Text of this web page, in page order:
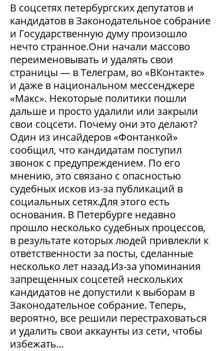
В соцсетях петербургских депутатов и
кандидатов в Законодательное собрание
и Государственную думу произошло
нечто странное.Они начали массово
переименовывать и удалять свои
страницы — в Телеграм, во «ВКонтакте»
и даже в национальном мессенджере
«Макс». Некоторые политики пошли
дальше и просто удалили или закрыли
свои соцсети. Почему они это делают?
Один из инсайдеров «Фонтанкой»
сообщил, что кандидатам поступил
звонок с предупреждением. По его
мнению, это связано с опасностью
судебных исков из-за публикаций в
социальных сетях.Для этого есть
основания. В Петербурге недавно
прошло несколько судебных процессов,
в результате которых людей привлекли к
ответственности за посты, сделанные
несколько лет назад.Из-за упоминания
запрещенных соцсетей нескольких
кандидатов не допустили к выборам в
Законодательное собрание. Теперь,
вероятно, все решили перестраховаться
и удалить свои аккаунты из сети, чтобы
избежать...